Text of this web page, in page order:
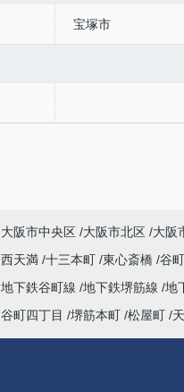
宝塚市
大阪市中央区 大阪市北区 大阪
西天満 十三本町 東心斎橋 谷町
地下鉄谷町線 地下鉄堺筋線 地
谷町四丁目 堺筋本町 松屋町